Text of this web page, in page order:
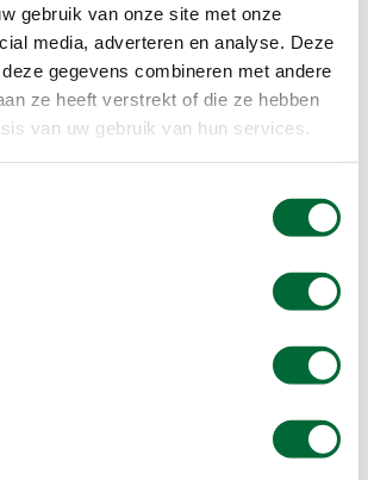
gebruik van onze site met onze
media, adverteren en analyse. Deze
gegevens combineren met andere
ze heeft verstrekt of die ze hebben
van uw gebruik van hun services.
ommetje Kwaalburg